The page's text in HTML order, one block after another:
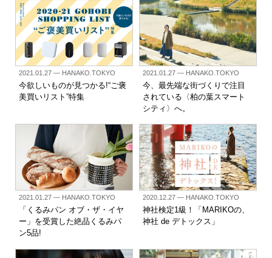
2021.01.27— HANAKO.TOKYO
今欲しいものが見つかる!“ご褒
美買いリスト”特集
2021.01.27— HANAKO.TOKYO
今、最先端な街づくりで注目
されている〈柏の葉スマート
シティ〉へ。
2021.01.27— HANAKO.TOKYO
「くるみパン オブ・ザ・イヤ
ー」を受賞した絶品くるみパ
ン5品!
2020.12.27— HANAKO.TOKYO
神社検定1級！「MARIKOの、
神社 de デトックス」